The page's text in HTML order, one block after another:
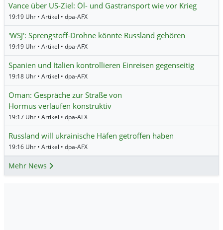
Vance über US-Ziel: Öl- und Gastransport wie vor Krieg
19:19 Uhr • Artikel • dpa-AFX
'WSJ': Sprengstoff-Drohne könnte Russland gehören
19:19 Uhr • Artikel • dpa-AFX
Spanien und Italien kontrollieren Einreisen gegenseitig
19:18 Uhr • Artikel • dpa-AFX
Oman: Gespräche zur Straße von
Hormus verlaufen konstruktiv
19:17 Uhr • Artikel • dpa-AFX
Russland will ukrainische Häfen getroffen haben
19:16 Uhr • Artikel • dpa-AFX
Mehr News